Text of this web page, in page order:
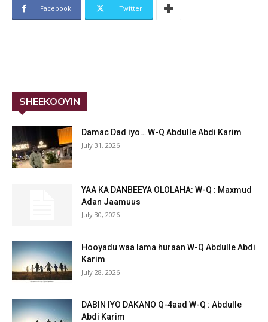
Facebook Twitter
SHEEKOOYIN
Damac Dad iyo… W-Q Abdulle Abdi Karim
July 31, 2026
YAA KA DANBEEYA OLOLAHA: W-Q : Maxmud
Adan Jaamuus
July 30, 2026
Hooyadu waa lama huraan W-Q Abdulle Abdi
Karim
July 28, 2026
DABIN IYO DAKANO Q-4aad W-Q : Abdulle
Abdi Karim